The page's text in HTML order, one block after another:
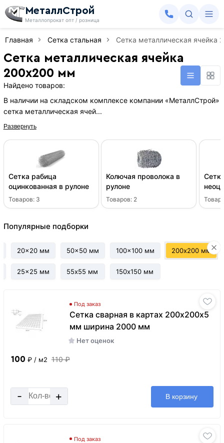
МеталлСтрой
Металлопрокат опт / розница
Главная Сетка стальная Сетка металлическая ячейка
Сетка металлическая ячейка
200х200 мм
Найдено товаров:
В наличии на складском комплексе компании «МеталлСтрой»
сетка металлическая ячей...
Развернуть
Сетка рабица
оцинкованная в рулоне
Товаров: 3
Колючая проволока в
рулоне
Товаров: 2
Популярные подборки
20x20 мм
25x25 мм
50x50 мм
55х55 мм
100x100 мм
150х150 мм
200х200 мм
Под заказ
Сетка сварная в картах 200х200х5
мм ширина 2000 мм
Нет оценок
100 ₽ / м2 110 ₽
- + В корзину
Под заказ